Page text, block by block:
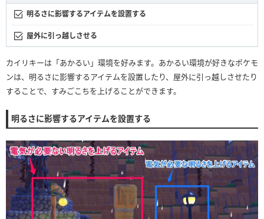
明るさに影響するアイテムを設置する
屋外に引っ越しさせる
カイリキーは「あかるい」環境を好みます。あかるい環境が好きなポケモ
ンは、明るさに影響するアイテムを設置したり、屋外に引っ越しさせたり
することで、すみごこちを上げることができます。
明るさに影響するアイテムを設置する